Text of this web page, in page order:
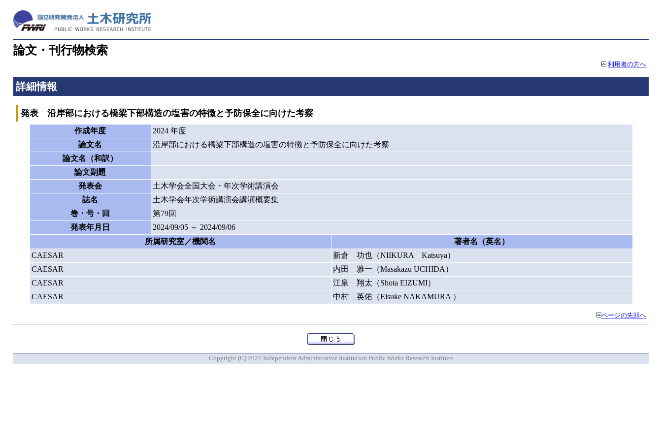
論文・刊行物検索
利用者の方へ
詳細情報
発表 沿岸部における橋梁下部構造の塩害の特徴と予防保全に向けた考察
作成年度
2024 年度
論文名
沿岸部における橋梁下部構造の塩害の特徴と予防保全に向けた考察
論文名（和訳）
論文副題
発表会
土木学会全国大会・年次学術講演会
誌名
土木学会年次学術講演会講演概要集
巻・号・回
第79回
発表年月日
2024/09/05 ～ 2024/09/06
所属研究室／機関名
著者名（英名）
CAESAR
新倉 功也（NIIKURA Katsuya）
CAESAR
内田 雅一（Masakazu UCHIDA）
CAESAR
江泉 翔太（Shota EIZUMI）
CAESAR
中村 英佑（Eisuke NAKAMURA ）
ページの先頭へ
Copyright (C) 2022 Independent Administrative Institution Public Works Research Institute